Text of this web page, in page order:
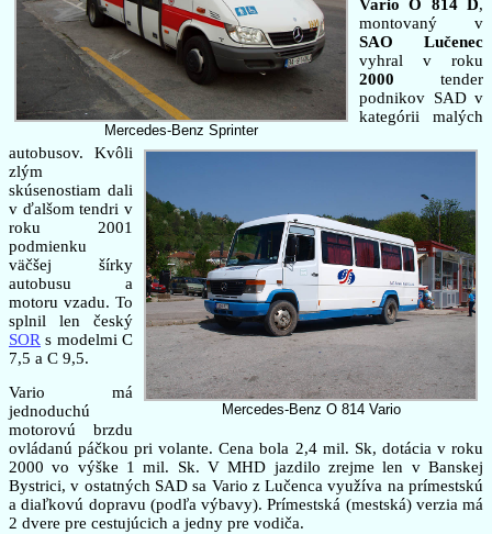
Mercedes-Benz Sprinter
Mercedes-Benz O 814 Vario
Vario O 814 D,
montovaný v
SAO Lučenec
vyhral v roku
2000 tender
podnikov SAD v
kategórii malých
autobusov. Kvôli
zlým
skúsenostiam dali
v ďalšom tendri v
roku 2001
podmienku
väčšej šírky
autobusu a
motoru vzadu. To
splnil len český
SOR s modelmi C
7,5 a C 9,5.
Vario má
jednoduchú
motorovú brzdu
ovládanú páčkou pri volante. Cena bola 2,4 mil. Sk, dotácia v roku
2000 vo výške 1 mil. Sk. V MHD jazdilo zrejme len v Banskej
Bystrici, v ostatných SAD sa Vario z Lučenca využíva na prímestskú
a diaľkovú dopravu (podľa výbavy). Prímestská (mestská) verzia má
2 dvere pre cestujúcich a jedny pre vodiča.